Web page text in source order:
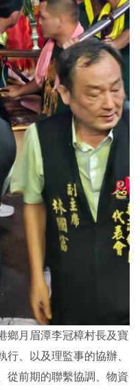
鄉月眉潭李冠樟村長及寶
行、以及理監事的協辦、
從前期的聯繫協調、物資